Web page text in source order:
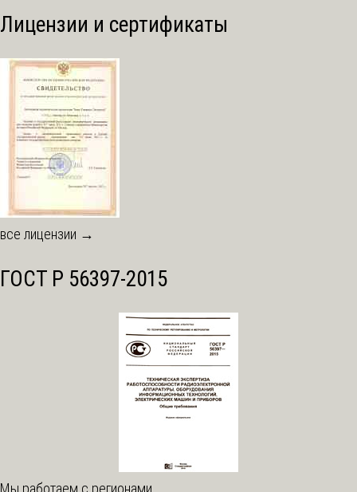
Лицензии и сертификаты
все лицензии →
ГОСТ Р 56397-2015
Мы работаем с регионами